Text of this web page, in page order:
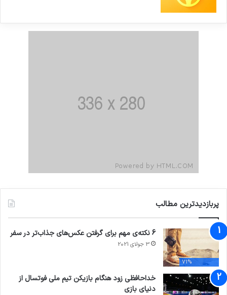
پربازدیدترین مطالب
71%
6 نکته‌ی مهم برای گرفتن عکس‌های جذاب‌تر در سفر
3 جولای 2021
خداحافظی زود هنگام بازیکن تیم ملی فوتسال از
دنیای بازی